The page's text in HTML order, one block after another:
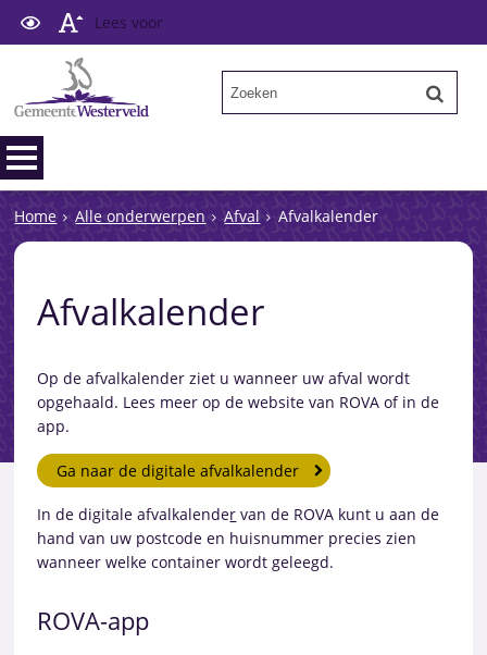
Lees voor
Home Alle onderwerpen Afval Afvalkalender
Afvalkalender
Op de afvalkalender ziet u wanneer uw afval wordt
opgehaald. Lees meer op de website van ROVA of in de
app.
Ga naar de digitale afvalkalender
In de digitale afvalkalender van de ROVA kunt u aan de
hand van uw postcode en huisnummer precies zien
wanneer welke container wordt geleegd.
ROVA-app